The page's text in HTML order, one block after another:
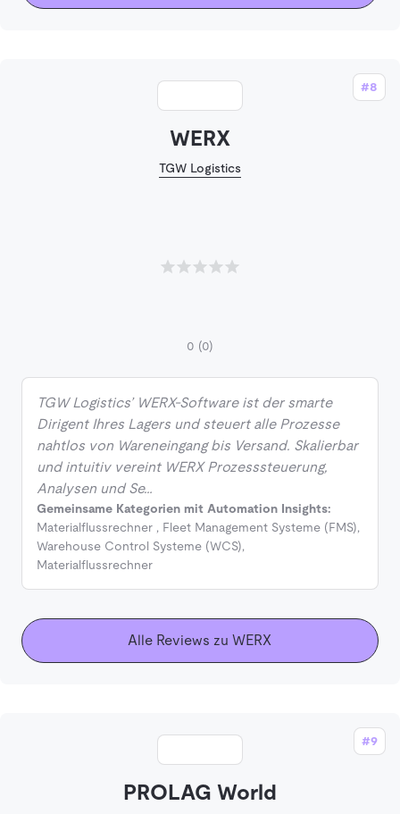
#8
WERX
TGW Logistics
0 (0)
TGW Logistics’ WERX-Software ist der smarte
Dirigent Ihres Lagers und steuert alle Prozesse
nahtlos von Wareneingang bis Versand. Skalierbar
und intuitiv vereint WERX Prozesssteuerung,
Analysen und Se…
Gemeinsame Kategorien mit Automation Insights:
Materialflussrechner , Fleet Management Systeme (FMS),
Warehouse Control Systeme (WCS),
Materialflussrechner
Alle Reviews zu WERX
#9
PROLAG World